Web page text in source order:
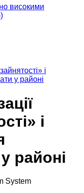
високими
і
у районі
і
районі
System